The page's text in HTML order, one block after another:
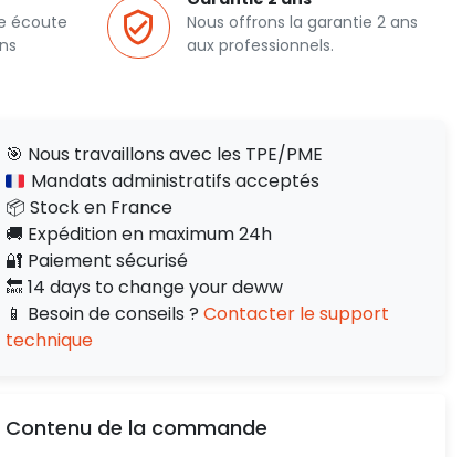
écoute
Nous offrons la garantie 2 ans
aux professionnels.
🎯 Nous travaillons avec les TPE/PME
Mandats administratifs acceptés
📦 Stock en France
🚚 Expédition en maximum 24h
🔐 Paiement sécurisé
🔙 14 days to change your deww
📱 Besoin de conseils ? Contacter le support
technique
Contenu de la commande